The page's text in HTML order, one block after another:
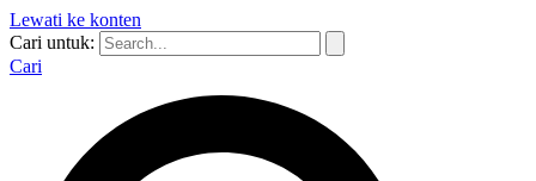
Lewati ke konten
Cari untuk:
Cari